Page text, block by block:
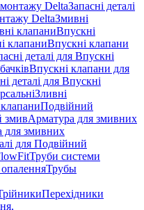
DeltaЗапасні деталі
DeltaЗмивні
клапаниВпускні
клапаниВпускні клапани
деталі для Впускні
Впускні клапани для
деталі для Впускні
Зливні
клапаниПодвійний
змивАрматура для змивних
для змивних
для Подвійний
Труби системи
Трубы
Перехідники